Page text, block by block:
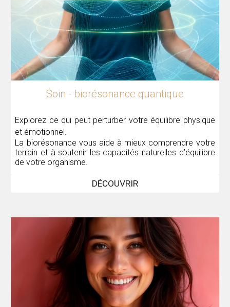
Soin - biorésonance quantique
Explorez ce qui peut perturber votre équilibre physique
et émotionnel.
La biorésonance vous aide à mieux comprendre votre
terrain et à soutenir les capacités naturelles d’équilibre
de votre organisme.
DÉCOUVRIR